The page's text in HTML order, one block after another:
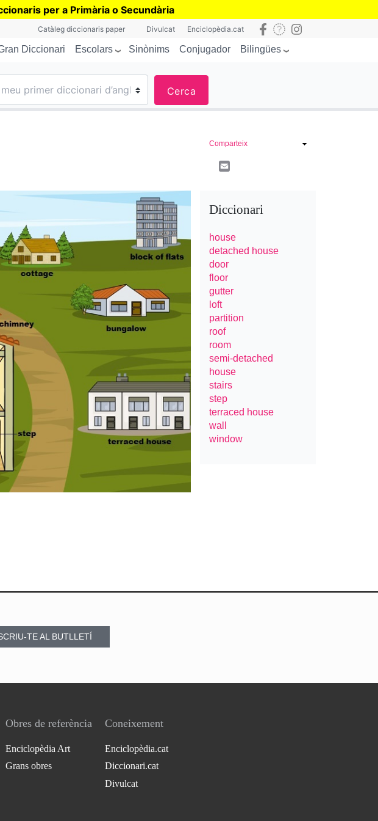
per a Primària o Secundària
Catàleg diccionaris paper Divulcat Enciclopèdia.cat
Diccionari Escolars Sinònims Conjugador Bilingües
Cerca
Comparteix
Diccionari
house
detached house
door
floor
gutter
loft
partition
roof
room
semi-detached
house
stairs
step
terraced house
wall
window
TE AL BUTLLETÍ
Obres de referència
Enciclopèdia Art
Grans obres
Coneixement
Enciclopèdia.cat
Diccionari.cat
Divulcat